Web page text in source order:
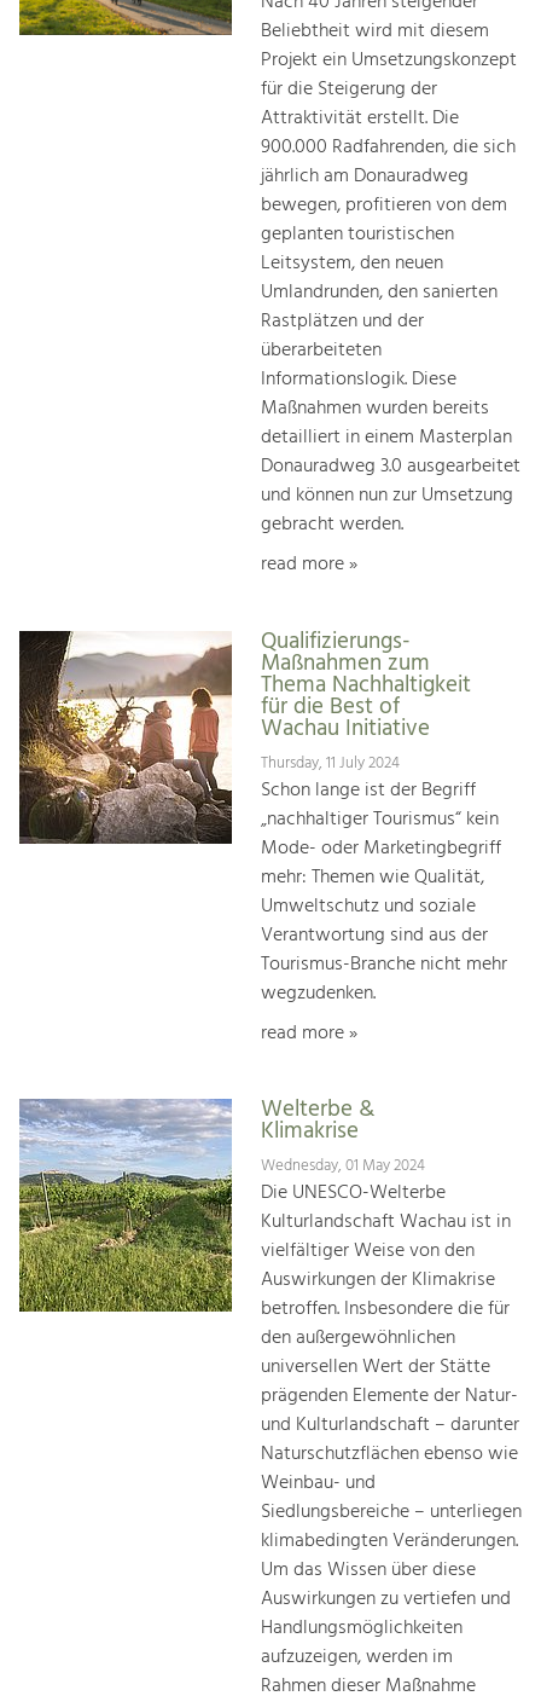
Beliebtheit wird mit diesem
Projekt ein Umsetzungskonzept
für die Steigerung der
Attraktivität erstellt. Die
900.000 Radfahrenden, die sich
jährlich am Donauradweg
bewegen, profitieren von dem
geplanten touristischen
Leitsystem, den neuen
Umlandrunden, den sanierten
Rastplätzen und der
überarbeiteten
Informationslogik. Diese
Maßnahmen wurden bereits
detailliert in einem Masterplan
Donauradweg 3.0 ausgearbeitet
und können nun zur Umsetzung
gebracht werden.
read more »
Qualifizierungs-
Maßnahmen zum
Thema Nachhaltigkeit
für die Best of
Wachau Initiative
Thursday, 11 July 2024
Schon lange ist der Begriff
„nachhaltiger Tourismus“ kein
Mode- oder Marketingbegriff
mehr: Themen wie Qualität,
Umweltschutz und soziale
Verantwortung sind aus der
Tourismus-Branche nicht mehr
wegzudenken.
read more »
Welterbe &
Klimakrise
Wednesday, 01 May 2024
Die UNESCO-Welterbe
Kulturlandschaft Wachau ist in
vielfältiger Weise von den
Auswirkungen der Klimakrise
betroffen. Insbesondere die für
den außergewöhnlichen
universellen Wert der Stätte
prägenden Elemente der Natur-
und Kulturlandschaft – darunter
Naturschutzflächen ebenso wie
Weinbau- und
Siedlungsbereiche – unterliegen
klimabedingten Veränderungen.
Um das Wissen über diese
Auswirkungen zu vertiefen und
Handlungsmöglichkeiten
aufzuzeigen, werden im
Rahmen dieser Maßnahme